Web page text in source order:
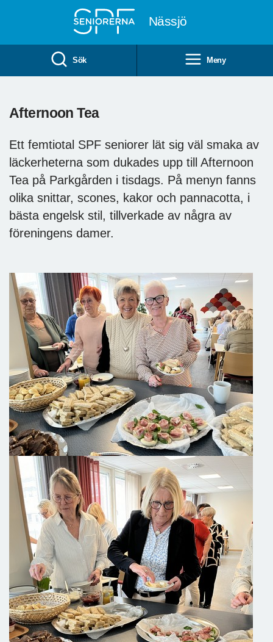
Nässjö
Sök Meny
Afternoon Tea
Ett femtiotal SPF seniorer lät sig väl smaka av
läckerheterna som dukades upp till Afternoon
Tea på Parkgården i tisdags. På menyn fanns
olika snittar, scones, kakor och pannacotta, i
bästa engelsk stil, tillverkade av några av
föreningens damer.